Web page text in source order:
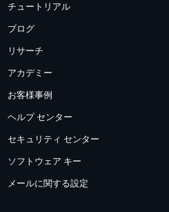
チュートリアル
ブログ
リサーチ
アカデミー
お客様事例
ヘルプ センター
セキュリティ センター
ソフトウェア キー
メールに関する設定